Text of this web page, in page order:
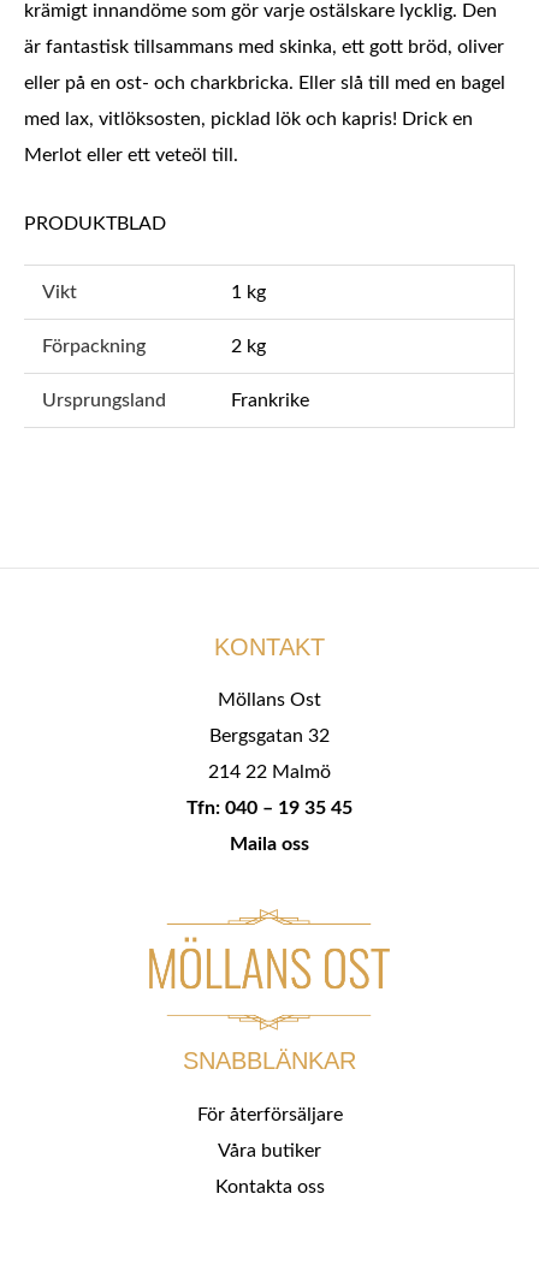
krämigt innandöme som gör varje ostälskare lycklig. Den
är fantastisk tillsammans med skinka, ett gott bröd, oliver
eller på en ost- och charkbricka. Eller slå till med en bagel
med lax, vitlöksosten, picklad lök och kapris! Drick en
Merlot eller ett veteöl till.
PRODUKTBLAD
Vikt 1 kg
Förpackning 2 kg
Ursprungsland Frankrike
KONTAKT
Möllans Ost
Bergsgatan 32
214 22 Malmö
Tfn: 040 – 19 35 45
Maila oss
SNABBLÄNKAR
För återförsäljare
Våra butiker
Kontakta oss